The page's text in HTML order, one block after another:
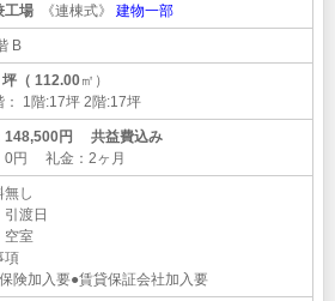
工場《連棟式》 建物一部
B
（ 112.00㎡）
： 1階:17坪 2階:17坪
148,500円 共益費込み
0円 礼金：2ヶ月
無し
引渡日
空室
項
険加入要●賃貸保証会社加入要